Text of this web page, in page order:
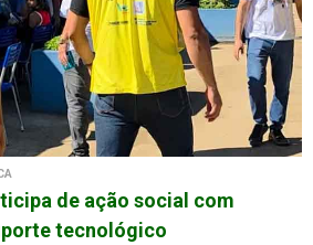
de ação social com
tecnológico